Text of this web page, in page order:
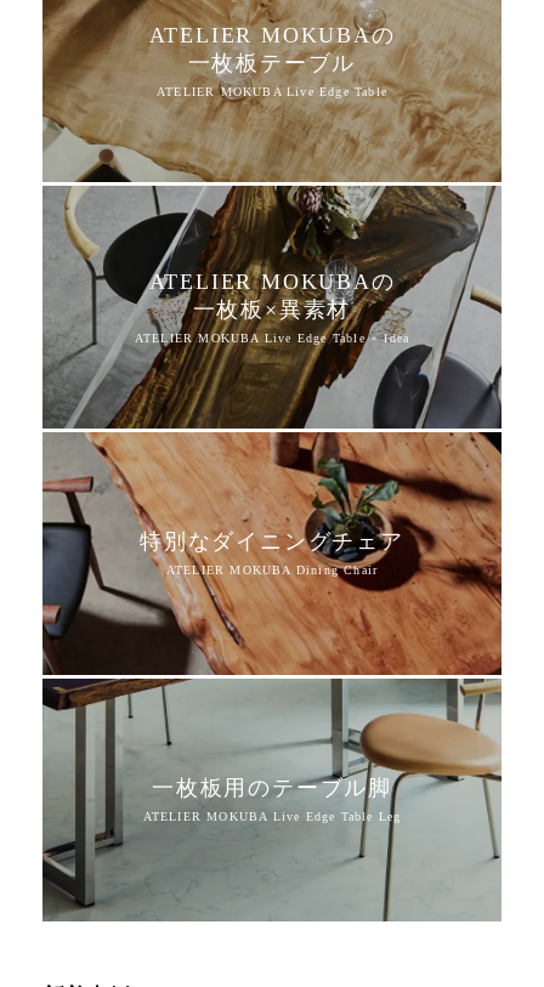
ATELIER MOKUBAの
一枚板テーブル
ATELIER MOKUBAの
一枚板×異素材
特別なダイニングチェア
一枚板用のテーブル脚